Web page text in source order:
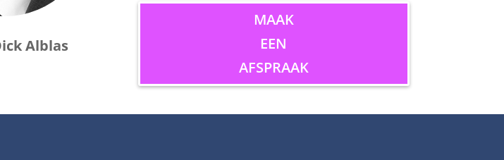
Alblas
MAAK
EEN
AFSPRAAK